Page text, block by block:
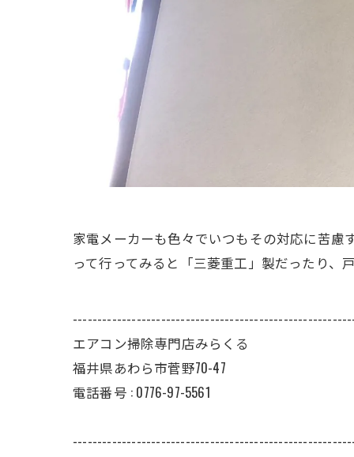
家電メーカーも色々でいつもその対応に苦慮
って行ってみると「三菱重工」製だったり、
エアコン掃除専門店みらくる
福井県あわら市菅野70-47
電話番号 : 0776-97-5561